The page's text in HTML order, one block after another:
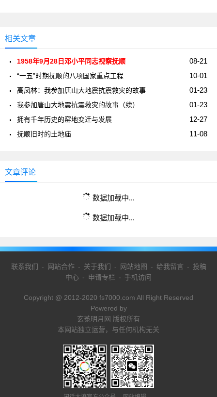
相关文章
08-21
1958年9月28日邓小平同志视察抚顺
10-01
“一五”时期抚顺的八项国家重点工程
01-23
高凤林：我参加唐山大地震抗震救灾的故事
01-23
我参加唐山大地震抗震救灾的故事（续）
12-27
拥有千年历史的窑地变迁与发展
11-08
抚顺旧时的土地庙
文章评论
数据加载中...
数据加载中...
联系我们 - 网站合作- 关于我们 - 网站地图 - 给我留言 - 投稿
中心 - 申请专栏 - 手机访问
Copyright @ 2012-2020 fs7000.com All Right Reserved
Powered by
玄菟明月网 版权所有
本网站独立运营，与任何机构无关